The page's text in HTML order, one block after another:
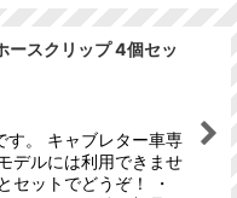
ースクリップ 4個セッ
す。 キャブレター車専
デルには利用できませ
セットでどうぞ！ ・